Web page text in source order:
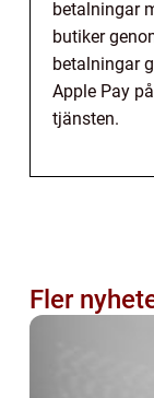
betalningar
butiker
betalningar
Apple Pay
tjänsten.
Fler